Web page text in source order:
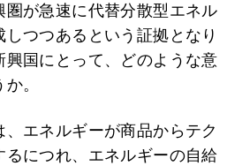
が急速に代替分散型エネル
つつあるという証拠となり
興国にとって、どのような意
。
エネルギーが商品からテク
るにつれ、エネルギーの自給